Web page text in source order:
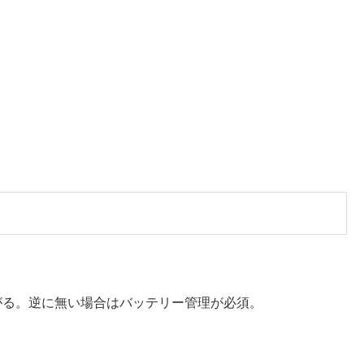
。逆に無い場合はバッテリー管理が必須。